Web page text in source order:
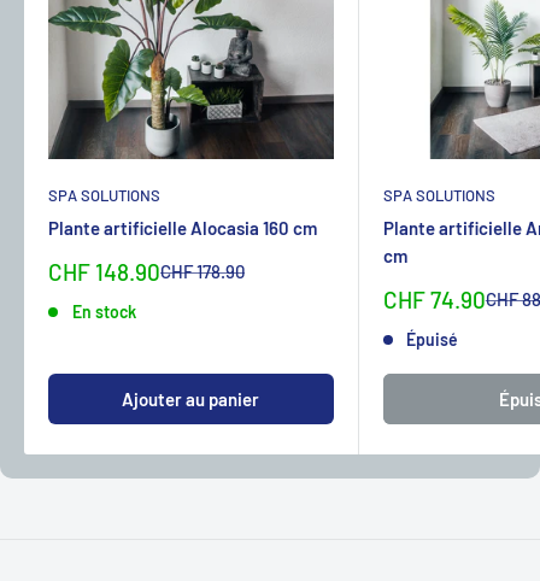
SPA SOLUTIONS
Plante artificielle Alocasia 160 cm
Sonderpreis
CHF 148.90Normalpreis
CHF 178.90
En stock
Ajouter au panier
SPA SOLUTIONS
Plante artificielle
cm
Sonderpreis
CHF 74.90CHF
Épuisé